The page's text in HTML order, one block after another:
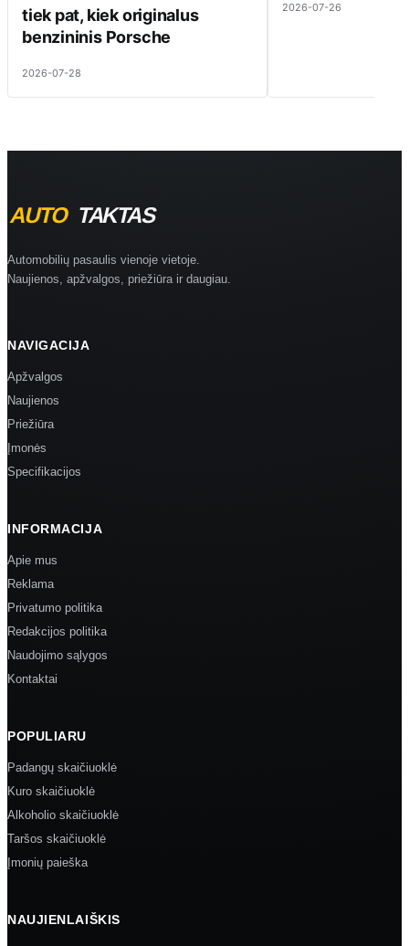
tiek pat, kiek originalus
benzininis Porsche
2026-07-28
2026-07-26
Automobilių pasaulis vienoje vietoje.
Naujienos, apžvalgos, priežiūra ir daugiau.
NAVIGACIJA
Apžvalgos
Naujienos
Priežiūra
Įmonės
Specifikacijos
INFORMACIJA
Apie mus
Reklama
Privatumo politika
Redakcijos politika
Naudojimo sąlygos
Kontaktai
POPULIARU
Padangų skaičiuoklė
Kuro skaičiuoklė
Alkoholio skaičiuoklė
Taršos skaičiuoklė
Įmonių paieška
NAUJIENLAIŠKIS